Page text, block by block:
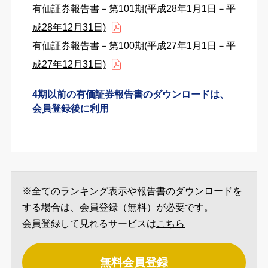
有価証券報告書－第101期(平成28年1月1日－平
成28年12月31日)
有価証券報告書－第100期(平成27年1月1日－平
成27年12月31日)
4期以前の有価証券報告書のダウンロードは、
会員登録後に利用
※全てのランキング表示や報告書のダウンロードを
する場合は、会員登録（無料）が必要です。
会員登録して見れるサービスはこちら
無料会員登録